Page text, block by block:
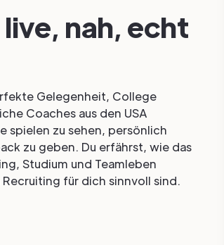
nah, echt
Gelegenheit, College
Coaches aus den USA
spielen zu sehen, persönlich
zu geben. Du erfährst, wie das
Studium und Teamleben
für dich sinnvoll sind.